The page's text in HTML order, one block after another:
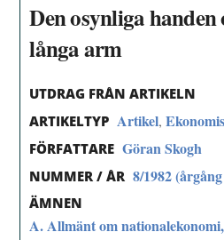
Den osynliga handen
långa arm
UTDRAG FRÅN ARTIKELN
ARTIKELTYP Artikel,
FÖRFATTARE Göran Skogh
NUMMER / ÅR 8/1982
ÄMNEN
A. Allmänt om